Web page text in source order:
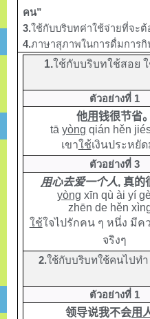
คน”
3.ใช้กับบริบทค่าใช้จ่ายที่จะ
4.ภาษาสุภาพในการดื่มการ
1.ใช้กับบริบทใช้สอย
ตัวอย่างที่ 1
他用钱很节省
tāyòng qián hěn
เขาใช้เงินประหยั
ตัวอย่างที่ 3
用心去爱一个人, 真的
yòng xīn qù ài yí
zhēn de hěn
ใช้ใจไปรักคน ๆ หนึ่ง มีค
จริงๆ
2.ใช้กับบริบทใช้คนไปทำ
ตัวอย่างที่ 1
领导说我不会用